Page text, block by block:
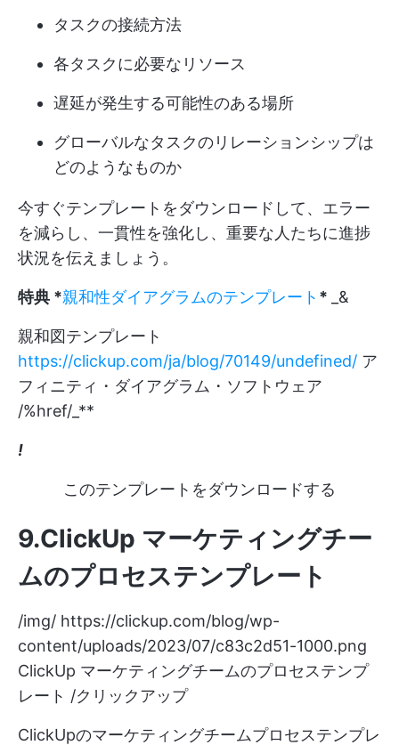
タスクの接続方法
各タスクに必要なリソース
遅延が発生する可能性のある場所
グローバルなタスクのリレーションシップは
どのようなものか
今すぐテンプレートをダウンロードして、エラー
を減らし、一貫性を強化し、重要な人たちに進捗
状況を伝えましょう。
特典 *親和性ダイアグラムのテンプレート * _&
親和図テンプレート
https://clickup.com/ja/blog/70149/undefined/ ア
フィニティ・ダイアグラム・ソフトウェア
/%href/_**
!
このテンプレートをダウンロードする
9.ClickUp マーケティングチー
ムのプロセステンプレート
/img/ https://clickup.com/blog/wp-
content/uploads/2023/07/c83c2d51-1000.png
ClickUp マーケティングチームのプロセステンプ
レート /クリックアップ
ClickUpのマーケティングチームプロセステンプレ